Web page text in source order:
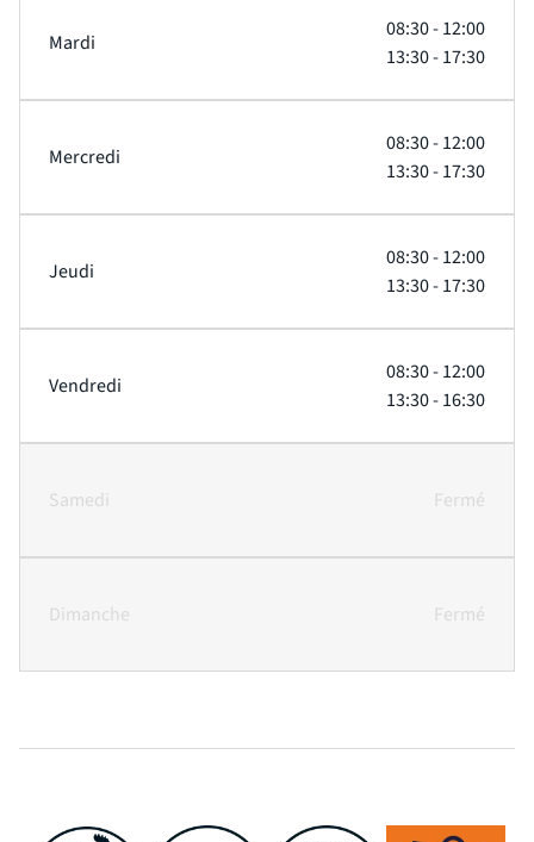
Mardi
08:30 - 12:00
13:30 - 17:30
Mercredi
08:30 - 12:00
13:30 - 17:30
Jeudi
08:30 - 12:00
13:30 - 17:30
Vendredi
08:30 - 12:00
13:30 - 16:30
Samedi Fermé
Dimanche Fermé